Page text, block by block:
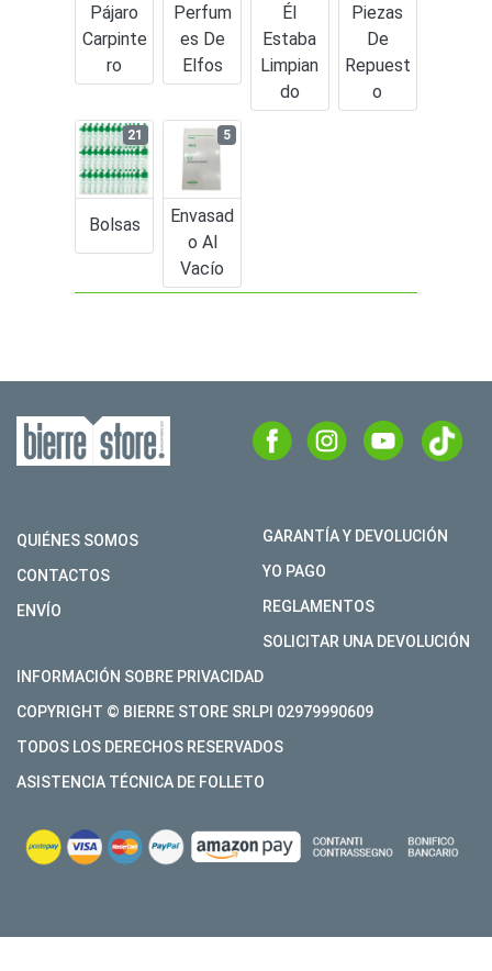
Pájaro
Carpinte
Ro
Perfum
Es De
Elfos
Él
Estaba
Limpian
Do
Piezas
De
Repuest
O
Bolsas
21
Envasad
O Al
Vacío
5
QUIÉNES SOMOS
CONTACTOS
ENVÍO
GARANTÍA Y DEVOLUCIÓN
YO PAGO
REGLAMENTOS
SOLICITAR UNA DEVOLUCIÓN
INFORMACIÓN SOBRE PRIVACIDAD
COPYRIGHT © BIERRE STORE SRLPI 02979990609
TODOS LOS DERECHOS RESERVADOS
ASISTENCIA TÉCNICA DE FOLLETO